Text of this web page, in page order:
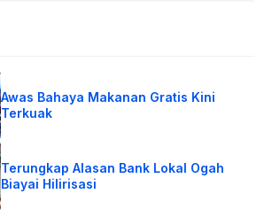
Awas Bahaya Makanan Gratis Kini
Terkuak
Terungkap Alasan Bank Lokal Ogah
Biayai Hilirisasi